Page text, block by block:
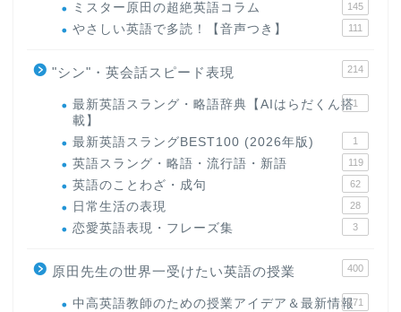
ミスター原田の超絶英語コラム 145
やさしい英語で多読！【音声つき】 111
"シン"・英会話スピード表現 214
最新英語スラング・略語辞典【AIはらだくん搭
載】
1
最新英語スラングBEST100 (2026年版) 1
英語スラング・略語・流行語・新語 119
英語のことわざ・成句 62
日常生活の表現 28
恋愛英語表現・フレーズ集 3
原田先生の世界一受けたい英語の授業 400
中高英語教師のための授業アイデア＆最新情報171
原田高志の”ほぼ日刊”英語
学習＆大学入試英語コラム